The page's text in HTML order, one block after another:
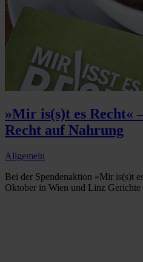
»Mir is(s)t es Recht«
Recht auf Nahrung
Allgemein
Bei der Spendenaktion »Mir is(s)t
Oktober in Wien und Linz Gerichte